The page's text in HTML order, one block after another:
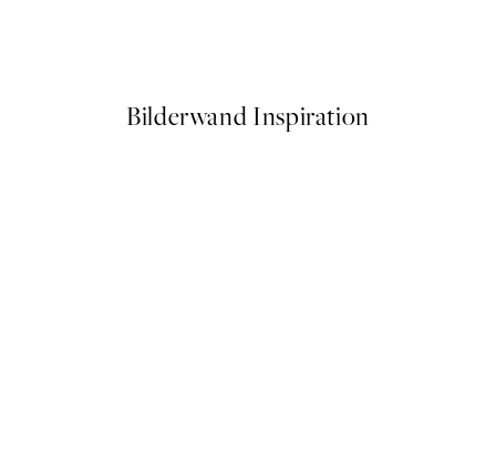
Bilderwand Inspiration